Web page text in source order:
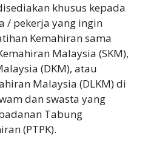
khusus kepada
/ pekerja yang ingin
Kemahiran sama
Malaysia (SKM),
(DKM), atau
Malaysia (DLKM) di
dan swasta yang
Tabung
(PTPK).